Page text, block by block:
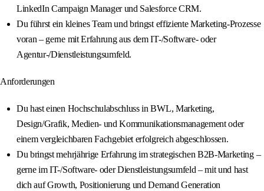
LinkedIn Campaign Manager und Salesforce CRM.
Du führst ein kleines Team und bringst effiziente Marketing-Prozesse
voran – gerne mit Erfahrung aus dem IT-/Software- oder
Agentur-/Dienstleistungsumfeld.
Anforderungen
Du hast einen Hochschulabschluss in BWL, Marketing,
Design/Grafik, Medien- und Kommunikationsmanagement oder
einem vergleichbaren Fachgebiet erfolgreich abgeschlossen.
Du bringst mehrjährige Erfahrung im strategischen B2B-Marketing –
gerne im IT-/Software- oder Dienstleistungsumfeld – mit und hast
dich auf Growth, Positionierung und Demand Generation